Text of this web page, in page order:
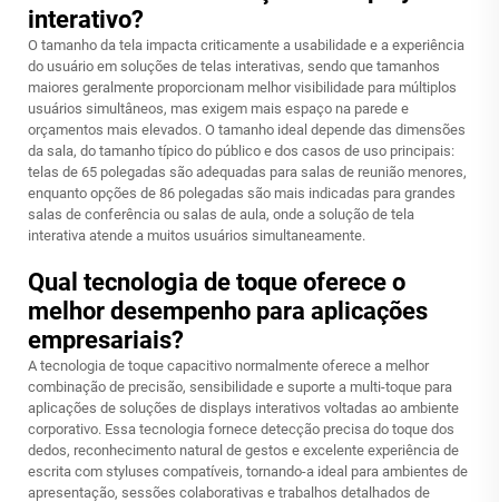
interativo?
O tamanho da tela impacta criticamente a usabilidade e a experiência
do usuário em soluções de telas interativas, sendo que tamanhos
maiores geralmente proporcionam melhor visibilidade para múltiplos
usuários simultâneos, mas exigem mais espaço na parede e
orçamentos mais elevados. O tamanho ideal depende das dimensões
da sala, do tamanho típico do público e dos casos de uso principais:
telas de 65 polegadas são adequadas para salas de reunião menores,
enquanto opções de 86 polegadas são mais indicadas para grandes
salas de conferência ou salas de aula, onde a solução de tela
interativa atende a muitos usuários simultaneamente.
Qual tecnologia de toque oferece o
melhor desempenho para aplicações
empresariais?
A tecnologia de toque capacitivo normalmente oferece a melhor
combinação de precisão, sensibilidade e suporte a multi-toque para
aplicações de soluções de displays interativos voltadas ao ambiente
corporativo. Essa tecnologia fornece detecção precisa do toque dos
dedos, reconhecimento natural de gestos e excelente experiência de
escrita com styluses compatíveis, tornando-a ideal para ambientes de
apresentação, sessões colaborativas e trabalhos detalhados de